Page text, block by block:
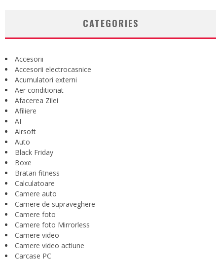
CATEGORIES
Accesorii
Accesorii electrocasnice
Acumulatori externi
Aer conditionat
Afacerea Zilei
Afiliere
AI
Airsoft
Auto
Black Friday
Boxe
Bratari fitness
Calculatoare
Camere auto
Camere de supraveghere
Camere foto
Camere foto Mirrorless
Camere video
Camere video actiune
Carcase PC